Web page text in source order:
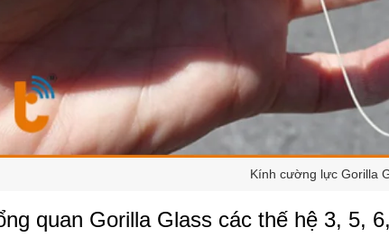
Kính cường lực Gorilla
quan Gorilla Glass các thế hệ 3, 5,